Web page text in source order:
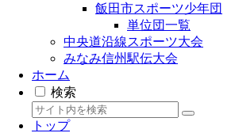
飯田市スポーツ少年団
単位団一覧
中央道沿線スポーツ大会
みなみ信州駅伝大会
ホーム
検索
トップ